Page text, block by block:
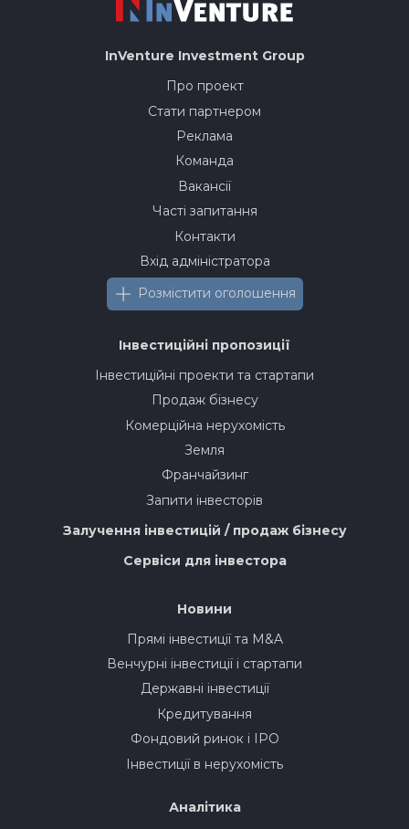
InVenture Investment Group
Про проект
Стати партнером
Реклама
Команда
Вакансії
Часті запитання
Контакти
Вхід адміністратора
Розмістити оголошення
Інвестиційні пропозиції
Інвестиційні проекти та стартапи
Продаж бізнесу
Комерційна нерухомість
Земля
Франчайзинг
Запити інвесторів
Залучення інвестицій / продаж бізнесу
Сервіси для інвестора
Новини
Прямі інвестиції та M&A
Венчурні інвестиції і стартапи
Державні інвестиції
Кредитування
Фондовий ринок і IPO
Інвестиції в нерухомість
Аналітика